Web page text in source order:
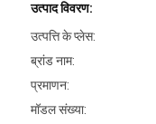
उत्पाद विवरण:
उत्पत्ति के प्लेस:
ब्रांड नाम:
प्रमाणन:
मॉडल संख्या: